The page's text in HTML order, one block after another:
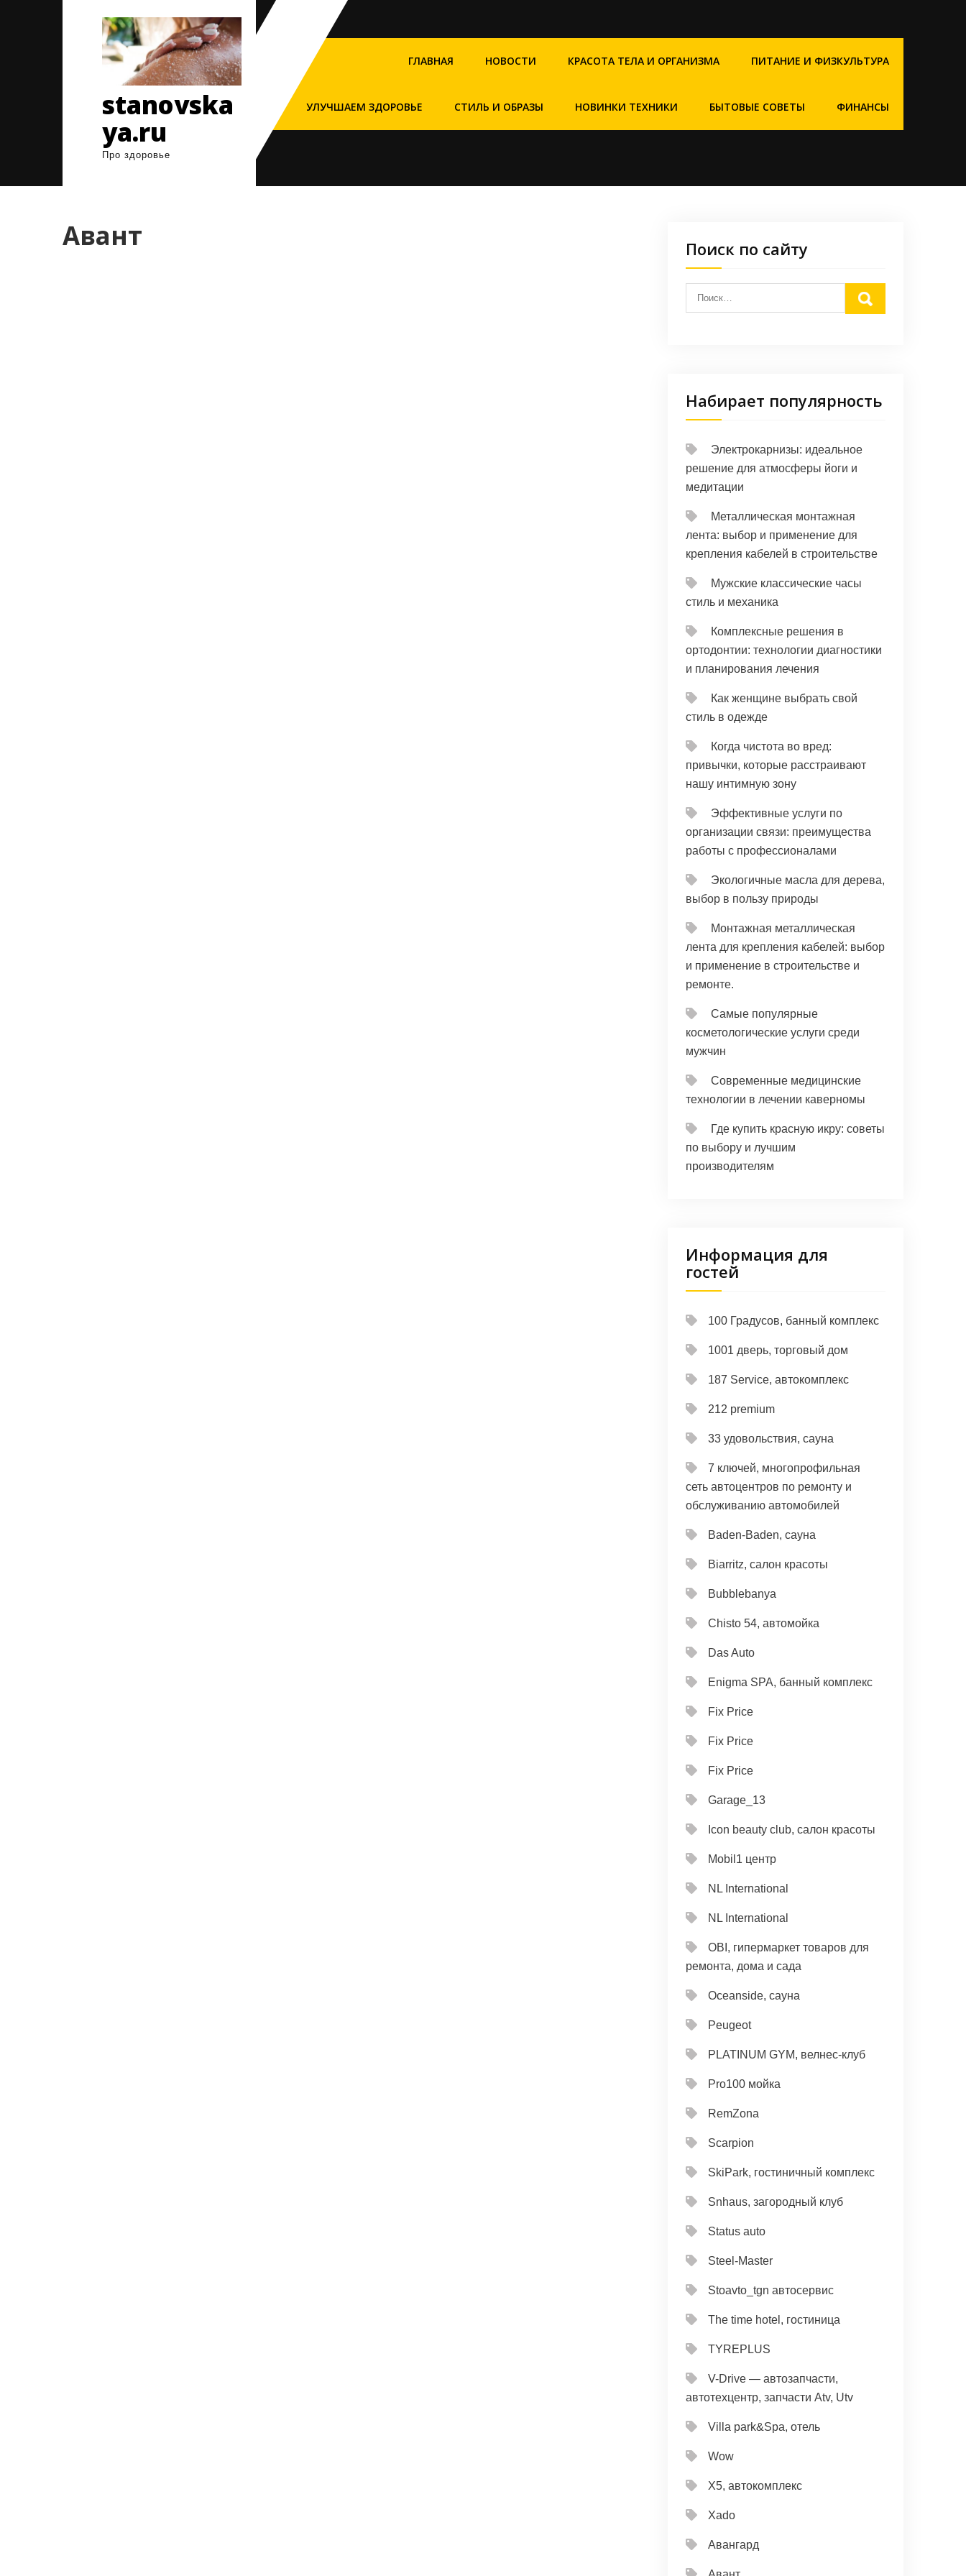
stanovska
ya.ru
Про здоровье
ГЛАВНАЯ НОВОСТИ КРАСОТА ТЕЛА И ОРГАНИЗМА ПИТАНИЕ И ФИЗКУЛЬТУРА
УЛУЧШАЕМ ЗДОРОВЬЕ СТИЛЬ И ОБРАЗЫ НОВИНКИ ТЕХНИКИ БЫТОВЫЕ СОВЕТЫ ФИНАНСЫ
Авант Поиск по сайту
Набирает популярность
Электрокарнизы: идеальное
решение для атмосферы йоги и
медитации
Металлическая монтажная
лента: выбор и применение для
крепления кабелей в строительстве
Мужские классические часы
стиль и механика
Комплексные решения в
ортодонтии: технологии диагностики
и планирования лечения
Как женщине выбрать свой
стиль в одежде
Когда чистота во вред:
привычки, которые расстраивают
нашу интимную зону
Эффективные услуги по
организации связи: преимущества
работы с профессионалами
Экологичные масла для дерева,
выбор в пользу природы
Монтажная металлическая
лента для крепления кабелей: выбор
и применение в строительстве и
ремонте.
Самые популярные
косметологические услуги среди
мужчин
Современные медицинские
технологии в лечении каверномы
Где купить красную икру: советы
по выбору и лучшим
производителям
Информация для
гостей
100 Градусов, банный комплекс
1001 дверь, торговый дом
187 Service, автокомплекс
212 premium
33 удовольствия, сауна
7 ключей, многопрофильная
сеть автоцентров по ремонту и
обслуживанию автомобилей
Baden-Baden, сауна
Biarritz, салон красоты
Bubblebanya
Chisto 54, автомойка
Das Auto
Enigma SPA, банный комплекс
Fix Price
Fix Price
Fix Price
Garage_13
Icon beauty club, салон красоты
Mobil1 центр
NL International
NL International
OBI, гипермаркет товаров для
ремонта, дома и сада
Oceanside, сауна
Peugeot
PLATINUM GYM, велнес-клуб
Pro100 мойка
RemZona
Scarpion
SkiPark, гостиничный комплекс
Snhaus, загородный клуб
Status auto
Steel-Master
Stoavto_tgn автосервис
The time hotel, гостиница
TYREPLUS
V-Drive — автозапчасти,
автотехцентр, запчасти Atv, Utv
Villa park&Spa, отель
Wow
X5, автокомплекс
Xado
Авангард